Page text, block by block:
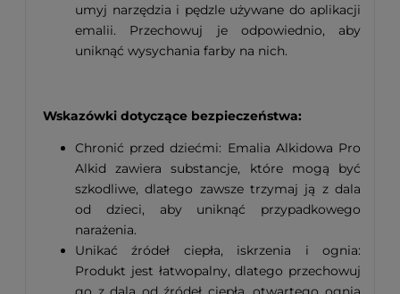
umyj narzędzia i pędzle używane do aplikacji
emalii. Przechowuj je odpowiednio, aby
uniknąć wysychania farby na nich.
Wskazówki dotyczące bezpieczeństwa:
Chronić przed dziećmi: Emalia Alkidowa Pro
Alkid zawiera substancje, które mogą być
szkodliwe, dlatego zawsze trzymaj ją z dala
od dzieci, aby uniknąć przypadkowego
narażenia.
Unikać źródeł ciepła, iskrzenia i ognia:
Produkt jest łatwopalny, dlatego przechowuj